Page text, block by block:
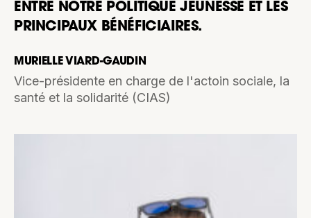
ENTRE NOTRE POLITIQUE JEUNESSE ET LES
PRINCIPAUX BÉNÉFICIAIRES.
MURIELLE VIARD-GAUDIN
Vice-présidente en charge de l'actoin sociale, la
santé et la solidarité (CIAS)